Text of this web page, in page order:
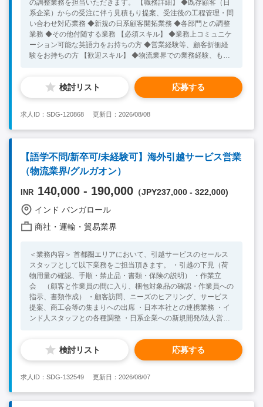
の調整業務を担当いただきます。 【職務詳細】 ◆既存顧客（日
系企業）からの受注に伴う見積もり提案、受注後の工程管理・問
い合わせ対応業務 ◆新規の日系顧客開拓業務 ◆各部門との調整
業務 ◆その他付随する業務 【必須スキル】 ◆業務上コミュニケ
ーション可能な英語力をお持ちの方 ◆営業経験等、顧客折衝経
験をお持ちの方 【歓迎スキル】 ◆物流業界での業務経験、もし
インドネシア語力お持ちの方 ◆インドネシアでの業務経験をお
持ちの方 検討リスト 応募する
求人ID：SDG-120868 更新日：2026/08/08
【語学不問/新卒可/未経験可】海外引越サービス営業
（物流業界/グルガオン）
INR 140,000 - 190,000 （JPY237,000 - 322,000)
インド バンガロール
商社・運輸・貿易業界
＜業務内容＞ 首都圏エリアにおいて、引越サービスのセールス
スタッフとして以下業務をご担当頂きます。 ・引越の下見（荷
物用量の確認、手順・禁止品・書類・保険の説明） ・作業立
会 （顧客と作業員の間に入り、梱包対象品の確認・作業員への
指示、書類作成） ・顧客訪問、ニーズのヒアリング、サービス
提案、商工会等の集まりへの出席 ・日本本社との連携業務 ・イ
ンド人スタッフとの各種調整 ・日系企業への新規開発/法人営業
に興味のある方 ・日常会話レベルの英語力 ・インドにて３年以
上の就業が可能な方 ＜歓迎スキル・経験＞ ・営業または接客業
経験をお持ちの方 ・インドでの滞在経験、海外就業経験のある
検討リスト 応募する
求人ID：SDG-132549 更新日：2026/08/07